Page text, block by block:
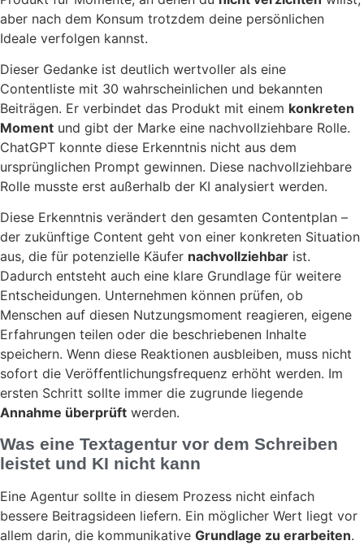
aber nach dem Konsum trotzdem deine persönlichen
Ideale verfolgen kannst.
Dieser Gedanke ist deutlich wertvoller als eine
Contentliste mit 30 wahrscheinlichen und bekannten
Beiträgen. Er verbindet das Produkt mit einem konkreten
Moment und gibt der Marke eine nachvollziehbare Rolle.
ChatGPT konnte diese Erkenntnis nicht aus dem
ursprünglichen Prompt gewinnen. Diese nachvollziehbare
Rolle musste erst außerhalb der KI analysiert werden.
Diese Erkenntnis verändert den gesamten Contentplan –
der zukünftige Content geht von einer konkreten Situation
aus, die für potenzielle Käufer nachvollziehbar ist.
Dadurch entsteht auch eine klare Grundlage für weitere
Entscheidungen. Unternehmen können prüfen, ob
Menschen auf diesen Nutzungsmoment reagieren, eigene
Erfahrungen teilen oder die beschriebenen Inhalte
speichern. Wenn diese Reaktionen ausbleiben, muss nicht
sofort die Veröffentlichungsfrequenz erhöht werden. Im
ersten Schritt sollte immer die zugrunde liegende
Annahme überprüft werden.
Was eine Textagentur vor dem Schreiben
leistet und KI nicht kann
Eine Agentur sollte in diesem Prozess nicht einfach
bessere Beitragsideen liefern. Ein möglicher Wert liegt vor
allem darin, die kommunikative Grundlage zu erarbeiten.